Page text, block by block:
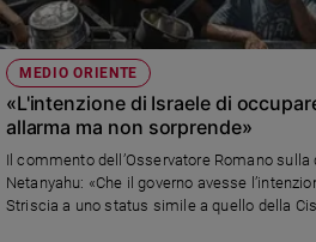
MEDIO ORIENTE
«L'intenzione di Israele di
allarma ma non sorprende»
Il commento dell’Osservatore Romano
Netanyahu: «Che il governo avesse
Striscia a uno status simile a quello della